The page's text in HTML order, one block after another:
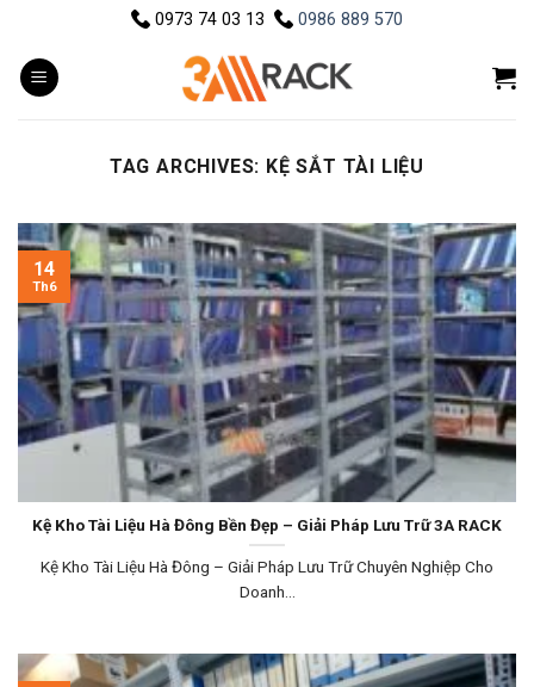
content
0973 74 03 13 0986 889 570
TAG ARCHIVES: KỆ SẮT TÀI LIỆU
Kệ Kho Tài Liệu Hà Đông Bền Đẹp – Giải Pháp Lưu Trữ 3A RACK
Kệ Kho Tài Liệu Hà Đông – Giải Pháp Lưu Trữ Chuyên Nghiệp Cho
Doanh...
14
Th6